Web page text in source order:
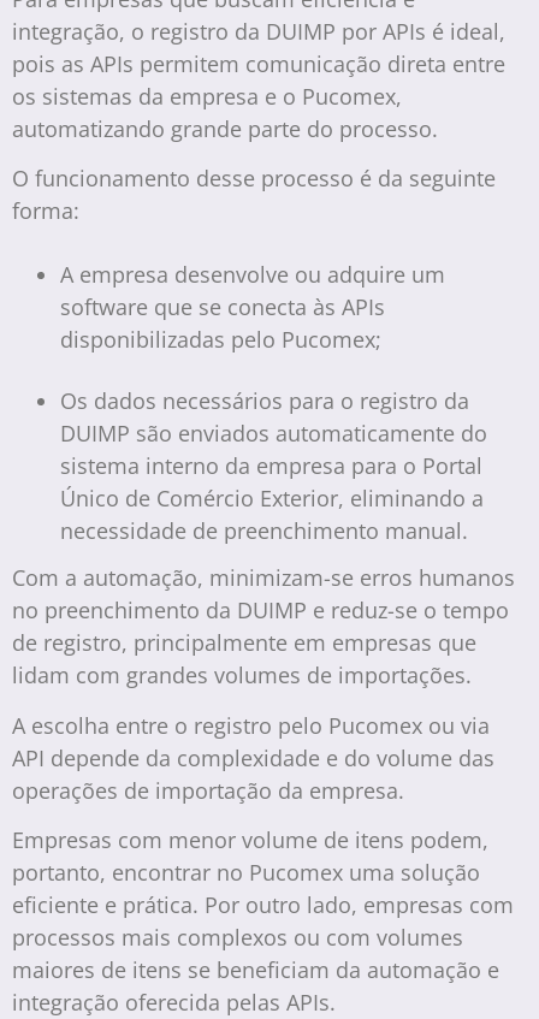
integração, o registro da DUIMP por APIs é ideal,
pois as APIs permitem comunicação direta entre
os sistemas da empresa e o Pucomex,
automatizando grande parte do processo.
O funcionamento desse processo é da seguinte
forma:
A empresa desenvolve ou adquire um
software que se conecta às APIs
disponibilizadas pelo Pucomex;
Os dados necessários para o registro da
DUIMP são enviados automaticamente do
sistema interno da empresa para o Portal
Único de Comércio Exterior, eliminando a
necessidade de preenchimento manual.
Com a automação, minimizam-se erros humanos
no preenchimento da DUIMP e reduz-se o tempo
de registro, principalmente em empresas que
lidam com grandes volumes de importações.
A escolha entre o registro pelo Pucomex ou via
API depende da complexidade e do volume das
operações de importação da empresa.
Empresas com menor volume de itens podem,
portanto, encontrar no Pucomex uma solução
eficiente e prática. Por outro lado, empresas com
processos mais complexos ou com volumes
maiores de itens se beneficiam da automação e
integração oferecida pelas APIs.